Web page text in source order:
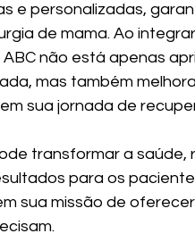
e personalizadas,
de mama. Ao
não está apenas
mas também
sua jornada de
transformar a saúde,
para os
sua missão de